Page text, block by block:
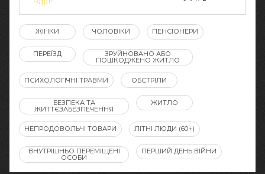
ЖІНКИ ЧОЛОВІКИ ПЕНСІОНЕРИ
ПЕРЕЇЗД ЗРУЙНОВАНО АБО
ПОШКОДЖЕНО ЖИТЛО
ПСИХОЛОГІЧНІ ТРАВМИ ОБСТРІЛИ
БЕЗПЕКА ТА
ЖИТТЄЗАБЕЗПЕЧЕННЯ
ЖИТЛО
НЕПРОДОВОЛЬЧІ ТОВАРИ ЛІТНІ ЛЮДИ (60+)
ВНУТРІШНЬО ПЕРЕМІЩЕНІ
ОСОБИ
ПЕРШИЙ ДЕНЬ ВІЙНИ